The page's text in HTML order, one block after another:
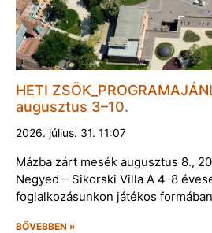
HETI
augusztus 3–10.
2026. július. 31. 11:07
Mázba zárt mesék augusztus 8.,
Negyed – Sikorski Villa A 4-8
foglalkozásunkon játékos
BŐVEBBEN »